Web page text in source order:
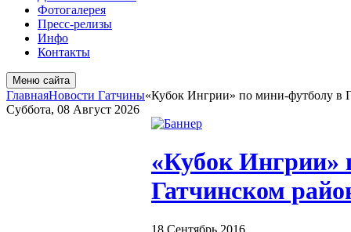
Фотогалерея
Пресс-релизы
Инфо
Контакты
Меню сайта
ГлавнаяНовости Гатчины«Кубок Ингрии» по мини-футболу в
Суббота, 08 Август 2026
«Кубок Ингрии»
Гатчинском
18 Сентябрь 2016